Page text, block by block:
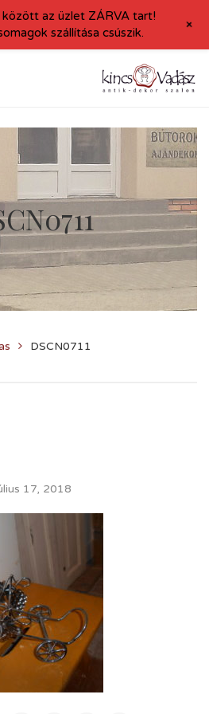
DSCN0711
17, 2018
az üzlet ZÁRVA tart!
szállítása csúszik.
+